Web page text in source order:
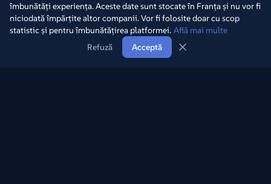
îmbunătăți experiența. Aceste date sunt stocate în Franța și nu vor fi
niciodată împărțite altor companii. Vor fi folosite doar cu scop
statistic și pentru îmbunătățirea platformei. Află mai multe
Refuză
Acceptă